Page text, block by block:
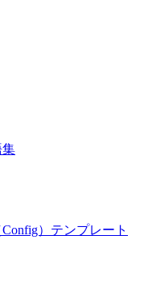
集
）テンプレート